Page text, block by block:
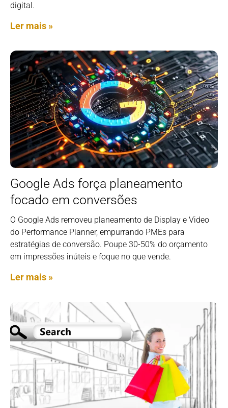
digital.
Ler mais »
Google Ads força planeamento
focado em conversões
O Google Ads removeu planeamento de Display e Video
do Performance Planner, empurrando PMEs para
estratégias de conversão. Poupe 30-50% do orçamento
em impressões inúteis e foque no que vende.
Ler mais »